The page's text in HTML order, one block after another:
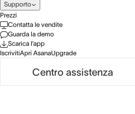
Supporto
Prezzi
Contatta le vendite
Guarda la demo
Scarica l’app
IscrivitiApri AsanaUpgrade
Centro assistenza